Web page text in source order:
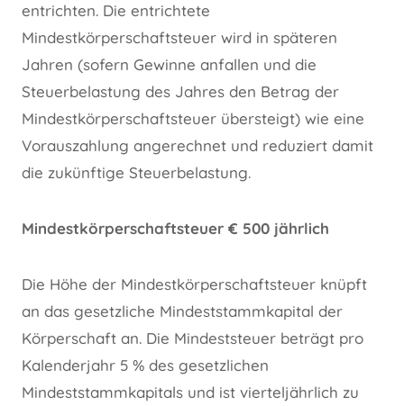
entrichten. Die entrichtete
Mindestkörperschaftsteuer wird in späteren
Jahren (sofern Gewinne anfallen und die
Steuerbelastung des Jahres den Betrag der
Mindestkörperschaftsteuer übersteigt) wie eine
Vorauszahlung angerechnet und reduziert damit
die zukünftige Steuerbelastung.
Mindestkörperschaftsteuer € 500 jährlich
Die Höhe der Mindestkörperschaftsteuer knüpft
an das gesetzliche Mindeststammkapital der
Körperschaft an. Die Mindeststeuer beträgt pro
Kalenderjahr 5 % des gesetzlichen
Mindeststammkapitals und ist vierteljährlich zu